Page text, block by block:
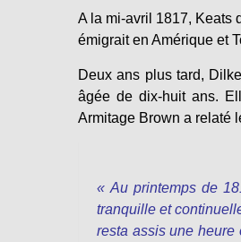
A la mi-avril 1817, Keats
émigrait en Amérique et
Deux ans plus tard,
âgée de dix-huit ans.
Armitage Brown a relaté
« Au printemps de
tranquille et
resta assis une heure